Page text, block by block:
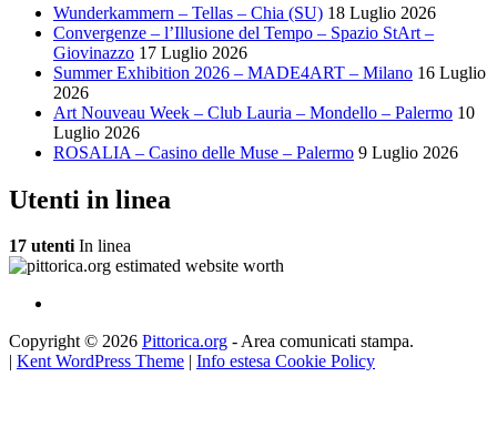
Wunderkammern – Tellas – Chia (SU) 18 Luglio 2026
Convergenze – l’Illusione del Tempo – Spazio StArt –
Giovinazzo 17 Luglio 2026
Summer Exhibition 2026 – MADE4ART – Milano 16 Luglio
2026
Art Nouveau Week – Club Lauria – Mondello – Palermo 10
Luglio 2026
ROSALIA – Casino delle Muse – Palermo 9 Luglio 2026
Utenti in linea
17 utentiIn linea
Copyright © 2026 Pittorica.org - Area comunicati stampa.
Kent WordPress Theme Info estesa Cookie Policy